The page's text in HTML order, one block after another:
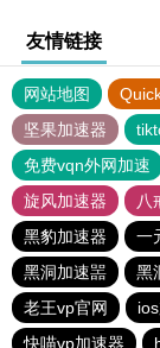
友情链接
网站地图
坚果加速器
免费vqn外网加速
旋风加速器
八
黑豹加速器
一
黑洞加速噐
黑
老王vp官网
快喵vp加速器